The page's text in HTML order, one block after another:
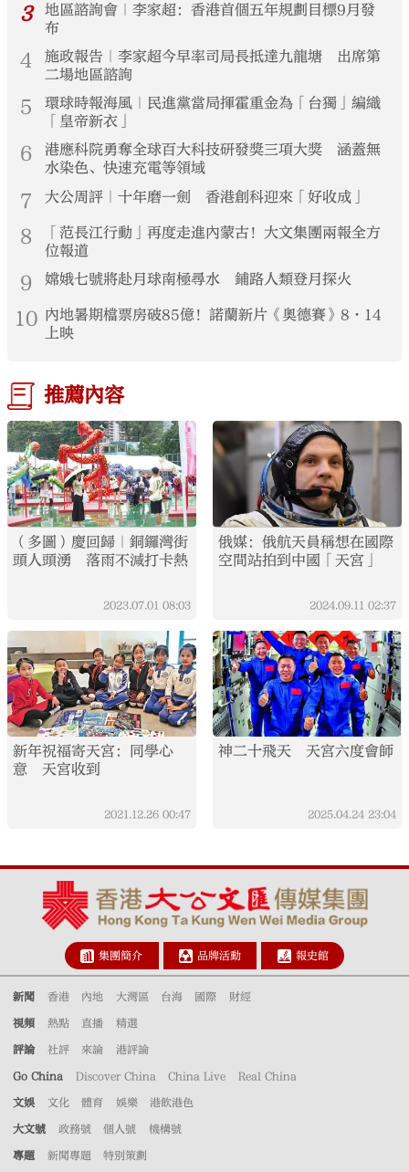
3
地區諮詢會｜李家超：香港首個五年規劃目標9月發
布
4
施政報告｜李家超今早率司局長抵達九龍塘 出席第
二場地區諮詢
5
環球時報海風｜民進黨當局揮霍重金為「台獨」編織
「皇帝新衣」
6
港應科院勇奪全球百大科技研發獎三項大獎 涵蓋無
水染色、快速充電等領域
7 大公周評｜十年磨一劍 香港創科迎來「好收成」
8
「范長江行動」再度走進內蒙古！大文集團兩報全方
位報道
9 嫦娥七號將赴月球南極尋水 鋪路人類登月探火
10 內地暑期檔票房破85億！諾蘭新片《奧德賽》8·14
上映
推薦內容
（多圖）慶回歸｜銅鑼灣街
頭人頭湧 落雨不減打卡熱
2023.07.01 08:03
俄媒：俄航天員稱想在國際
空間站拍到中國「天宮」
2024.09.11 02:37
新年祝福寄天宮：同學心
意 天宮收到
2021.12.26 00:47
神二十飛天 天宮六度會師
2025.04.24 23:04
集團簡介 品牌活動 報史館
新聞 香港 內地 大灣區 台海 國際 財經
視頻 熱點 直播 精選
評論 社評 來論 港評論
Go China Discover China China Live Real China
文娛 文化 體育 娛樂 港飲港色
大文號 政務號 個人號 機構號
專題 新聞專題 特別策劃